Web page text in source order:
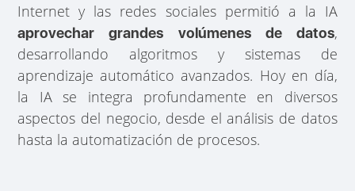
Internet y las redes sociales permitió a la IA
aprovechar grandes volúmenes de datos,
desarrollando algoritmos y sistemas de
aprendizaje automático avanzados. Hoy en día,
la IA se integra profundamente en diversos
aspectos del negocio, desde el análisis de datos
hasta la automatización de procesos.